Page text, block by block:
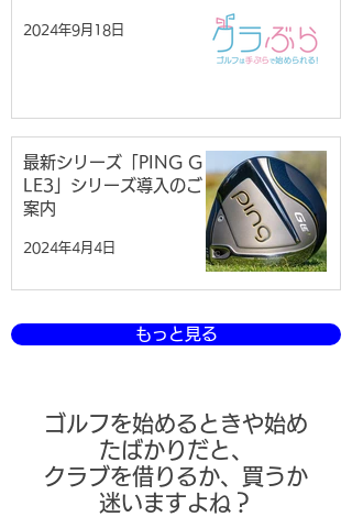
2024年9月18日
最新シリーズ「PING G
LE3」シリーズ導入のご
案内
2024年4月4日
もっと見る
ゴルフを始めるときや始め
たばかりだと、
クラブを借りるか、買うか
迷いますよね？